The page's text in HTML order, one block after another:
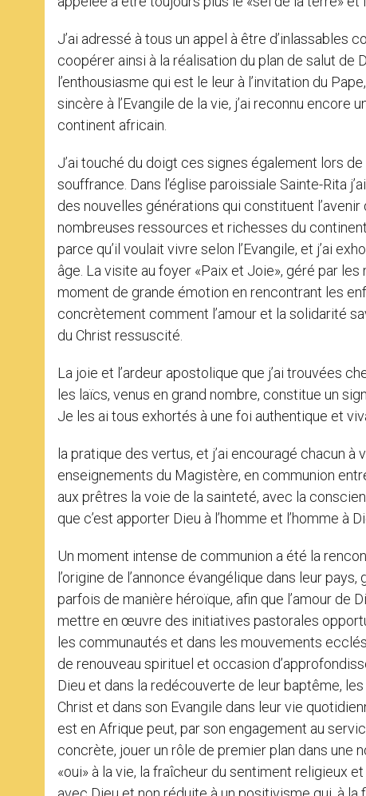
J’ai adressé à tous un appel à être
coopérer ainsi à la réalisation du plan de salut de
l’enthousiasme qui est le leur à l’invitation du
sincère à l’Evangile de la vie, j’ai reconnu
continent africain.
J’ai touché du doigt ces signes également lors
souffrance. Dans l’église paroissiale Sainte-Rita
des nouvelles générations qui constituent l’avenir
nombreuses ressources et richesses du
parce qu’il voulait vivre selon l’Evangile, et j’ai
âge. La visite au foyer «Paix et Joie», géré par
moment de grande émotion en rencontrant les
concrètement comment l’amour et la solidarité
du Christ ressuscité.
La joie et l’ardeur apostolique que j’ai trouvées
les laïcs, venus en grand nombre, constitue un
Je les ai tous exhortés à une foi authentique et
la pratique des vertus, et j’ai encouragé chacun
enseignements du Magistère, en communion
aux prêtres la voie de la sainteté, avec la
que c’est apporter Dieu à l’homme et l’homme à
Un moment intense de communion a été la
l’origine de l’annonce évangélique dans leur
parfois de manière héroïque, afin que l’amour de
mettre en œuvre des initiatives pastorales
les communautés et dans les mouvements
de renouveau spirituel et occasion
Dieu et dans la redécouverte de leur baptême,
Christ et dans son Evangile dans leur vie
est en Afrique peut, par son engagement au
concrète, jouer un rôle de premier plan dans une
«oui» à la vie, la fraîcheur du sentiment religieux